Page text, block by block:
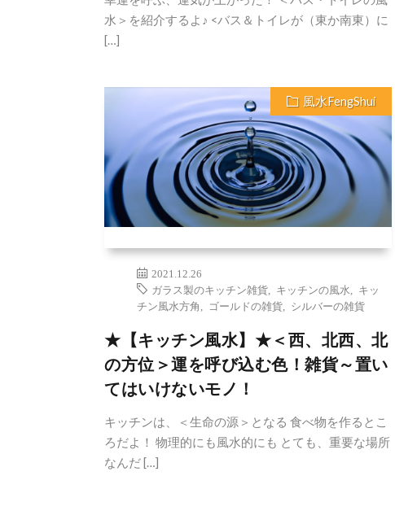
水＞を紹介するよ♪ <バス＆トイレが（東か南東）に
[…]
風水FengShui
2021.12.26
ガラス製のキッチン雑貨
キッチンの風水
キッ
チン風水方角
ゴールドの雑貨 シルバーの雑貨
★【キッチン風水】★＜西、北西、北
の方位＞運を呼び込む色！雑貨～置い
てはいけないモノ！
キッチンは、＜生命の源＞となる 食べ物を作るとこ
ろだよ！ 物理的にも風水的にも とても、重要な場所
なんだ […]